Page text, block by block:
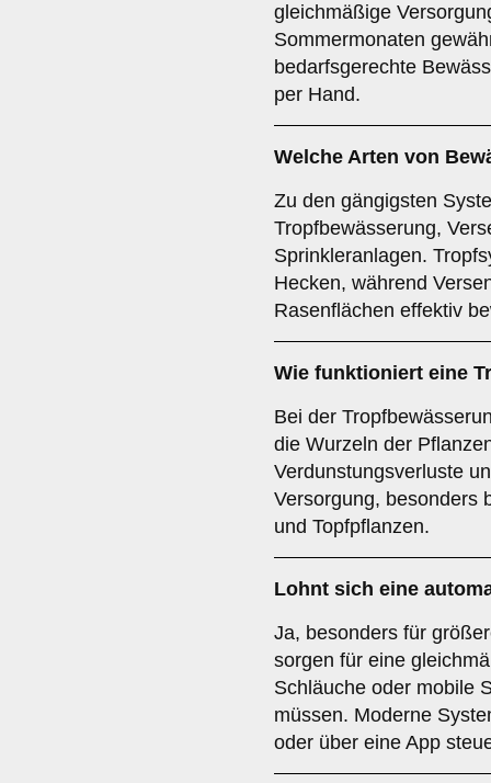
gleichmäßige
Sommermonaten
bedarfsgerechte
per Hand.
Welche Arten von
Zu den gängigsten
Tropfbewässerung,
Sprinkleranlagen.
Hecken, während
Rasenflächen effektiv
Wie funktioniert eine
Bei der
die Wurzeln der
Verdunstungsverluste
Versorgung, besonders
und Topfpflanzen.
Lohnt sich eine
Ja, besonders für
sorgen für eine
Schläuche oder mobile
müssen. Moderne
oder über eine App